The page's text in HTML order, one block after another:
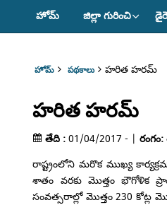
హోమ్ జిల్లా గురించి
హోమ్ పథకాలు హరిత హరమ్
హరిత హరమ్
తేది :01/04/2017 - |రంగం:
రాష్ట్రంలోని మరొక ముఖ్య
శాతం వరకు మొత్తం భౌగోళిక
సంవత్సరాల్లో మొత్తం 230 కోట్ల